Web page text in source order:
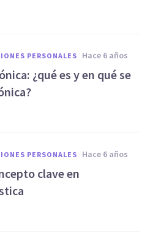
PERSONALES hace 6 años
¿qué es y en qué se
PERSONALES hace 6 años
clave en